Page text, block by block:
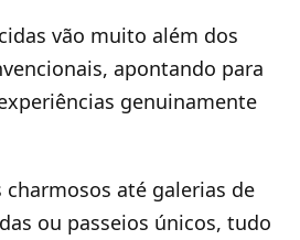
vão muito além dos
apontando para
genuinamente
charmosos até galerias de
ou passeios únicos, tudo